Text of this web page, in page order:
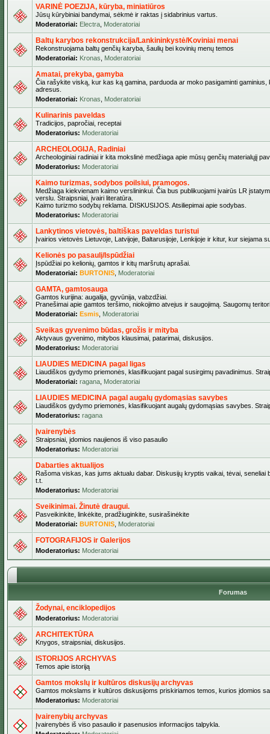
VARINĖ POEZIJA, kūryba, miniatiūros
Jūsų kūrybiniai bandymai, sėkmė ir raktas į sidabrinius vartus.
Moderatoriai: Electra Moderatoriai
Baltų karybos rekonstrukcija/Lankininkystė/Koviniai menai
Rekonstruojama baltų genčių karyba, šaulių bei kovinių menų temos
Moderatoriai: Kronas Moderatoriai
Amatai, prekyba, gamyba
Čia rašykite viską, kur kas ką gamina, parduoda ar moko pasigaminti
adresus.
Moderatoriai: Kronas Moderatoriai
Kulinarinis paveldas
Tradicijos, papročiai, receptai
Moderatorius: Moderatoriai
ARCHEOLOGIJA, Radiniai
Archeologiniai radiniai ir kita mokslinė medžiaga apie mūsų genčių materialųjį
Moderatorius: Moderatoriai
Kaimo turizmas, sodybos poilsiui, pramogos.
Medžiaga kiekvienam kaimo verslininkui. Čia bus publikuojami įvairūs LR
verslu. Straipsniai, įvairi literatūra.
Kaimo turizmo sodybų reklama. DISKUSIJOS. Atsiliepimai apie sodybas.
Moderatorius: Moderatoriai
Lankytinos vietovės, baltiškas paveldas turistui
Įvairios vietovės Lietuvoje, Latvijoje, Baltarusijoje, Lenkijoje ir kitur, kur siejama
Kelionės po pasaulį/Ispūdžiai
Įspūdžiai po kelionių, gamtos ir kitų maršrutų aprašai.
Moderatoriai: BURTONIS Moderatoriai
GAMTA, gamtosauga
Gamtos kurijina: augalija, gyvūnija, vabzdžiai.
Pranešimai apie gamtos teršimo, niokojimo atvejus ir saugojimą. Saugomų
Moderatoriai: Esmis Moderatoriai
Sveikas gyvenimo būdas, grožis ir mityba
Aktyvaus gyvenimo, mitybos klausimai, patarimai, diskusijos.
Moderatorius: Moderatoriai
LIAUDIES MEDICINA pagal ligas
Liaudiškos gydymo priemonės, klasifikuojant pagal susirgimų pavadinimus.
Moderatoriai: ragana Moderatoriai
LIAUDIES MEDICINA pagal augalų gydomąsias savybes
Liaudiškos gydymo priemonės, klasifikuojant augalų gydomąsias savybes.
Moderatorius: ragana
Įvairenybės
Straipsniai, įdomios naujienos iš viso pasaulio
Moderatorius: Moderatoriai
Dabarties aktualijos
Rašoma viskas, kas jums aktualu dabar. Diskusijų kryptis vaikai, tėvai, seneliai
t.t.
Moderatorius: Moderatoriai
Sveikinimai. Žinutė draugui.
Pasveikinkite, linkėkite, pradžiuginkite, susirašinėkite
Moderatoriai: BURTONIS Moderatoriai
FOTOGRAFIJOS ir Galerijos
Moderatorius: Moderatoriai
Forumas
Žodynai, enciklopedijos
Moderatorius: Moderatoriai
ARCHITEKTŪRA
Knygos, straipsniai, diskusijos.
ISTORIJOS ARCHYVAS
Temos apie istoriją
Gamtos mokslų ir kultūros diskusijų archyvas
Gamtos mokslams ir kultūros diskusijoms priskiriamos temos, kurios įdomios
Moderatorius: Moderatoriai
Įvairenybių archyvas
Įvairenybės iš viso pasaulio ir pasenusios informacijos talpykla.